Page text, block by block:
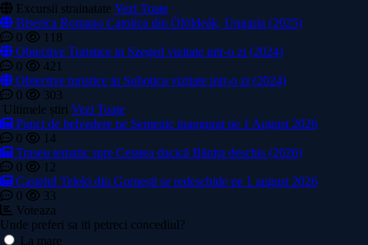
Excursii strainatate Vezi Toate
Biserica Romano Catolica din Óföldeák, Ungaria (2025)
0
118
Obiective Turistice in Szeged vizitate intr-o zi (2024)
0
421
Obiective turistice in Subotica vizitate intr-o zi (2024)
0
303
Ultimele știri Vezi Toate
Punct de belvedere pe Semenic inaugurat pe 1 August 2026
0
14
Traseu tematic spre Cetatea dacică Bănița deschis (2026)
0
12
Castelul Teleki din Gornești se redeschide pe 1 august 2026
0
33
Voteaza
Unde preferi sa iti petreci concediul?
La mare